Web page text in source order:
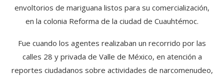
envoltorios de mariguana listos para su comercialización,
en la colonia Reforma de la ciudad de Cuauhtémoc.
Fue cuando los agentes realizaban un recorrido por las
calles 28 y privada de Valle de México, en atención a
reportes ciudadanos sobre actividades de narcomenudeo,